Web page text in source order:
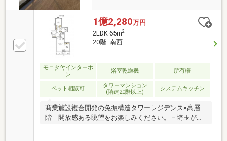
1億2,280万円
2LDK 65m2
20階 南西
モニタ付インターホ
ン
浴室乾燥機 所有権
ペット相談可
タワーマンション
(階建20階以上)
システムキッチン
商業施設複合開発の免振構造タワーレジデンス×高層
階 開放感ある眺望をお楽しみください。－埼玉が誇
豊かな日常が交差する街－－物件のおすすめポイント